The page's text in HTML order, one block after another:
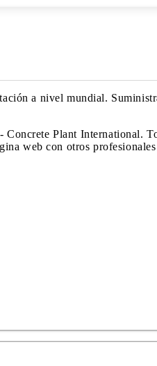
a nivel mundial.
Plant International.
web con otros